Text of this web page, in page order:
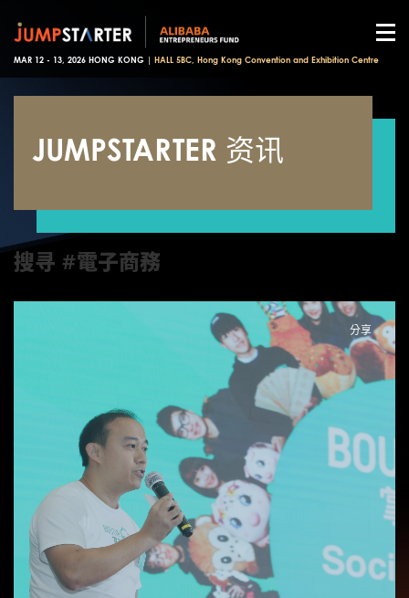
MAR 12 - 13, 2026 HONG KONG | HALL 5BC, Hong Kong Convention and Exhibition Centre
JUMPSTARTER 资讯
搜寻 #電子商務
分享